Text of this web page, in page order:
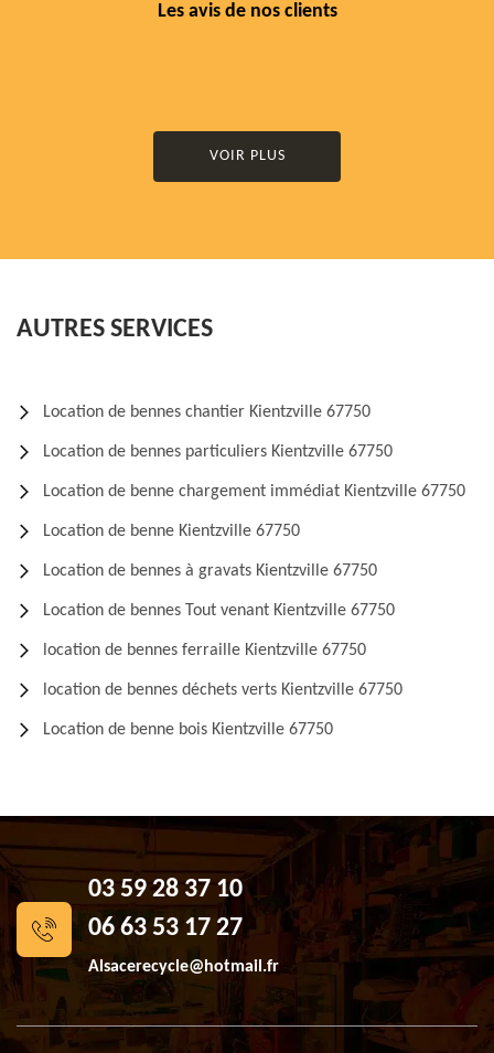
Les avis de nos clients
VOIR PLUS
AUTRES SERVICES
Location de bennes chantier Kientzville 67750
Location de bennes particuliers Kientzville 67750
Location de benne chargement immédiat Kientzville 67750
Location de benne Kientzville 67750
Location de bennes à gravats Kientzville 67750
Location de bennes Tout venant Kientzville 67750
location de bennes ferraille Kientzville 67750
location de bennes déchets verts Kientzville 67750
Location de benne bois Kientzville 67750
03 59 28 37 10
06 63 53 17 27
Alsacerecycle@hotmail.fr